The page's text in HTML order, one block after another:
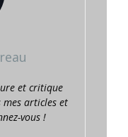
et critique
mes articles et
vous !